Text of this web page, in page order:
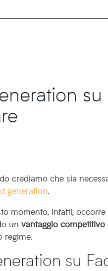
crediamo che sia
generation.
momento, infatti,
unvantaggio competitivo
regime.
su